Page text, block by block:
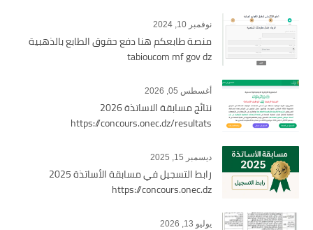
نوفمبر 10, 2024
منصة طابعكم هنا دفع حقوق الطابع بالذهبية
tabioucom mf gov dz
أغسطس 05, 2026
نتائج مسابقة الاساتذة 2026
https://concours.onec.dz/resultats
ديسمبر 15, 2025
رابط التسجيل في مسابقة الأساتذة 2025
https://concours.onec.dz
يوليو 13, 2026